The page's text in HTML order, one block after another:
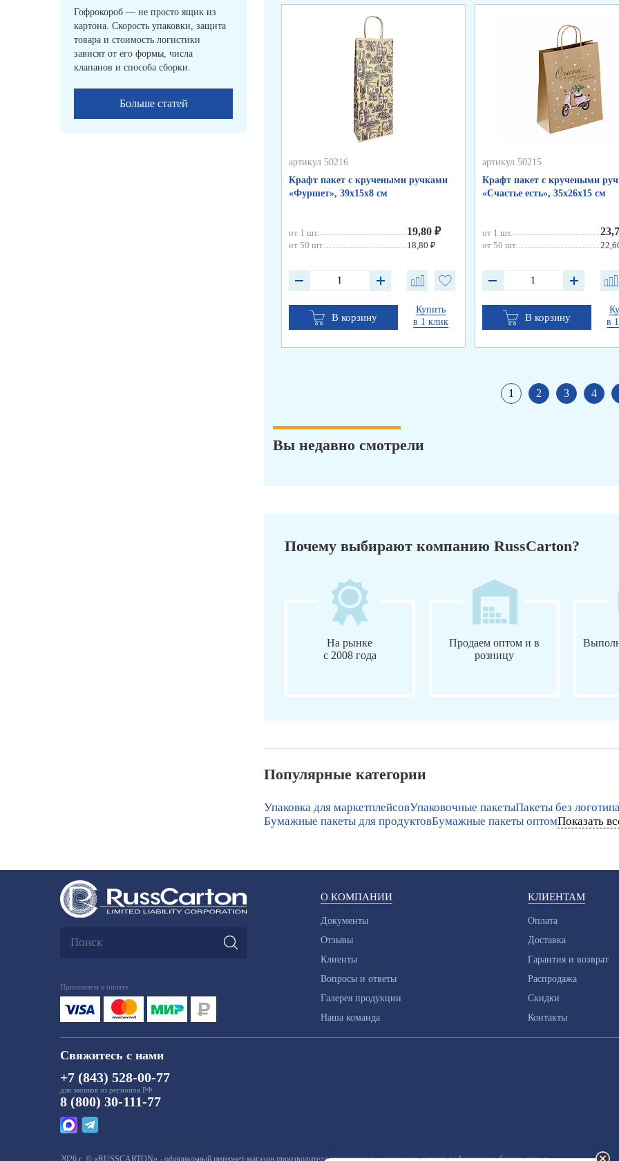
Гофрокороб — не просто ящик из
картона. Скорость упаковки, защита
товара и стоимость логистики
зависят от его формы, числа
клапанов и способа сборки.
Больше статей
артикул 50216
Крафт пакет с кручеными ручками
«Фуршет», 39х15х8 см
от 1 шт. 19,80 ₽
от 50 шт. 18,80 ₽
В корзину
Купить
в 1 клик
артикул 50215
Крафт пакет с кручеными
«Счастье есть», 35х26х15 см
от 1 шт.
от 50 шт.
В корзину
в
1 2 3 4
Вы недавно смотрели
Почему выбирают компанию RussCarton?
На рынке
с 2008 года
Продаем оптом и в
розницу
Популярные категории
Упаковка для маркетплейсовУпаковочные пакетыПакеты без
Бумажные пакеты для продуктовБумажные пакеты оптомПоказать
Принимаем к оплате
О КОМПАНИИ
Документы
Отзывы
Клиенты
Вопросы и ответы
Галерея продукции
Наша команда
КЛИЕНТАМ
Оплата
Доставка
Гарантия и возврат
Распродажа
Скидки
Контакты
Свяжитесь с нами
+7 (843) 528-00-77
для звонков из регионов РФ
8 (800) 30-111-77